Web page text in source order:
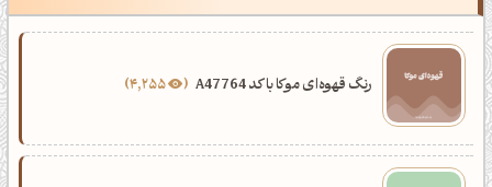
رنگ قهوه‌ای موکا با کد A47764 4,255